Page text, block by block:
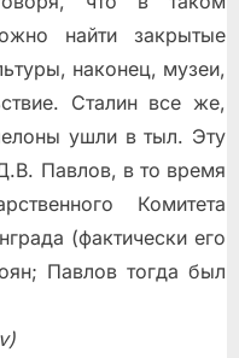
найти закрытые
наконец, музеи,
Сталин все же,
ушли в тыл. Эту
Павлов, в то время
Комитета
(фактически его
Павлов тогда был